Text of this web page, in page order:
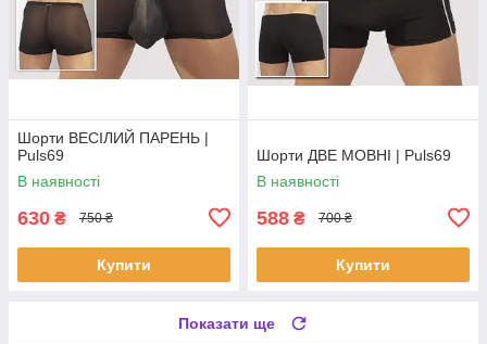
Шорти ВЕСІЛИЙ ПАРЕНЬ |
Puls69
В наявності
630 ₴ 750 ₴
Купити
Шорти ДВЕ МОВНІ | Puls69
В наявності
588 ₴ 700 ₴
Купити
Показати ще